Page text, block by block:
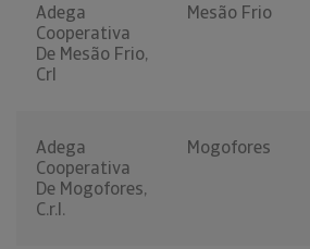
Adega
Cooperativa
De Mesão Frio,
Crl
Mesão Frio
Adega
Cooperativa
De Mogofores,
C.r.l.
Mogofores